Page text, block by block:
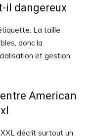
il dangereux
La taille
donc la
et gestion
American
décrit surtout un